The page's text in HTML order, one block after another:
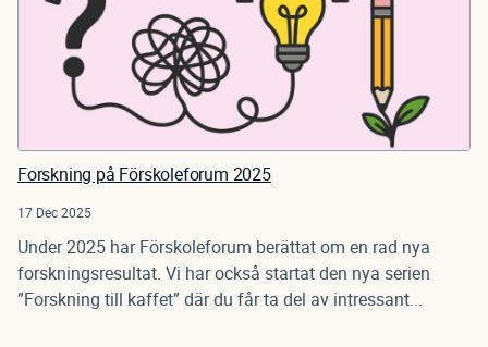
Forskning på Förskoleforum 2025
17 Dec 2025
Under 2025 har Förskoleforum berättat om en rad nya
forskningsresultat. Vi har också startat den nya serien
”Forskning till kaffet” där du får ta del av intressant...